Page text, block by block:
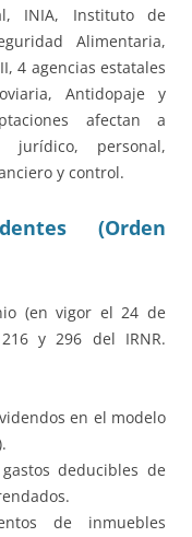
INIA, Instituto de
Alimentaria,
4 agencias estatales
Antidopaje y
afectan a
jurídico, personal,
y control.
(Orden
(en vigor el 24 de
y 296 del IRNR.
en el modelo
deducibles de
de inmuebles